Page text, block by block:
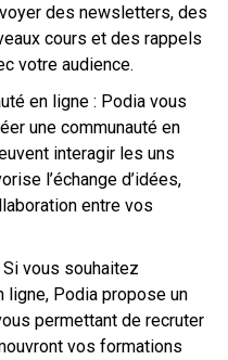
des newsletters, des
cours et des rappels
votre audience.
en ligne : Podia vous
une communauté en
interagir les uns
l’échange d’idées,
entre vos
Si vous souhaitez
ligne, Podia propose un
permettant de recruter
vos formations